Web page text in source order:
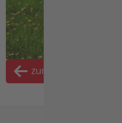
zurück